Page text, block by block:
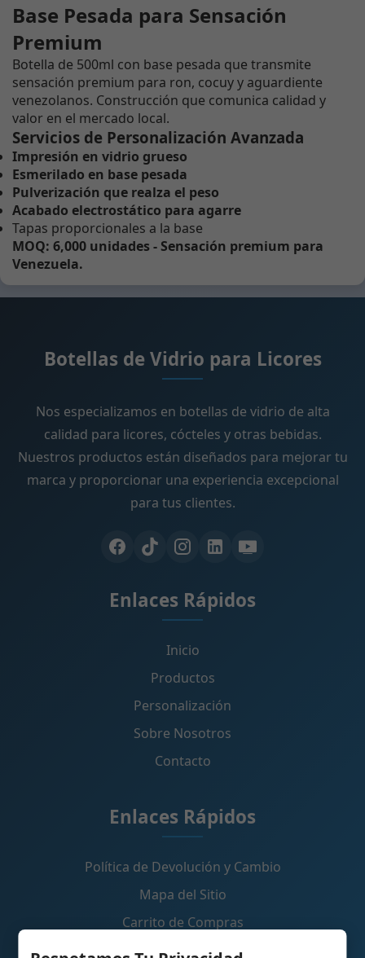
Base Pesada para Sensación
Premium
Botella de 500ml con base pesada que transmite
sensación premium para ron, cocuy y aguardiente
venezolanos. Construcción que comunica calidad y
valor en el mercado local.
Servicios de Personalización Avanzada
Impresión en vidrio grueso
Esmerilado en base pesada
Pulverización que realza el peso
Acabado electrostático para agarre
Tapas proporcionales a la base
MOQ: 6,000 unidades - Sensación premium para
Venezuela.
Botellas de Vidrio para Licores
Nos especializamos en botellas de vidrio de alta
calidad para licores, cócteles y otras bebidas.
Nuestros productos están diseñados para mejorar tu
marca y proporcionar una experiencia excepcional
para tus clientes.
Enlaces Rápidos
Inicio
Productos
Personalización
Sobre Nosotros
Contacto
Enlaces Rápidos
Política de Devolución y Cambio
Mapa del Sitio
Carrito de Compras